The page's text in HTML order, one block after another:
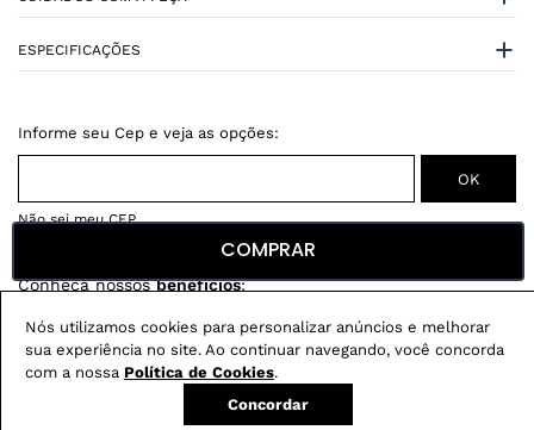
Nós utilizamos cookies para personalizar anúncios e melhorar
sua experiência no site. Ao continuar navegando, você concorda
com a nossa Política de Cookies.
Concordar
ESPECIFICAÇÕES
Não sei meu CEP
Conheça nossosbenefícios:
FRETE GRÁTIS
Em pedidos acima de R$ 499
Compre no site e retire na loja gratuitamente
Troque na loja sem custo ou, pelo site
COMPRAR